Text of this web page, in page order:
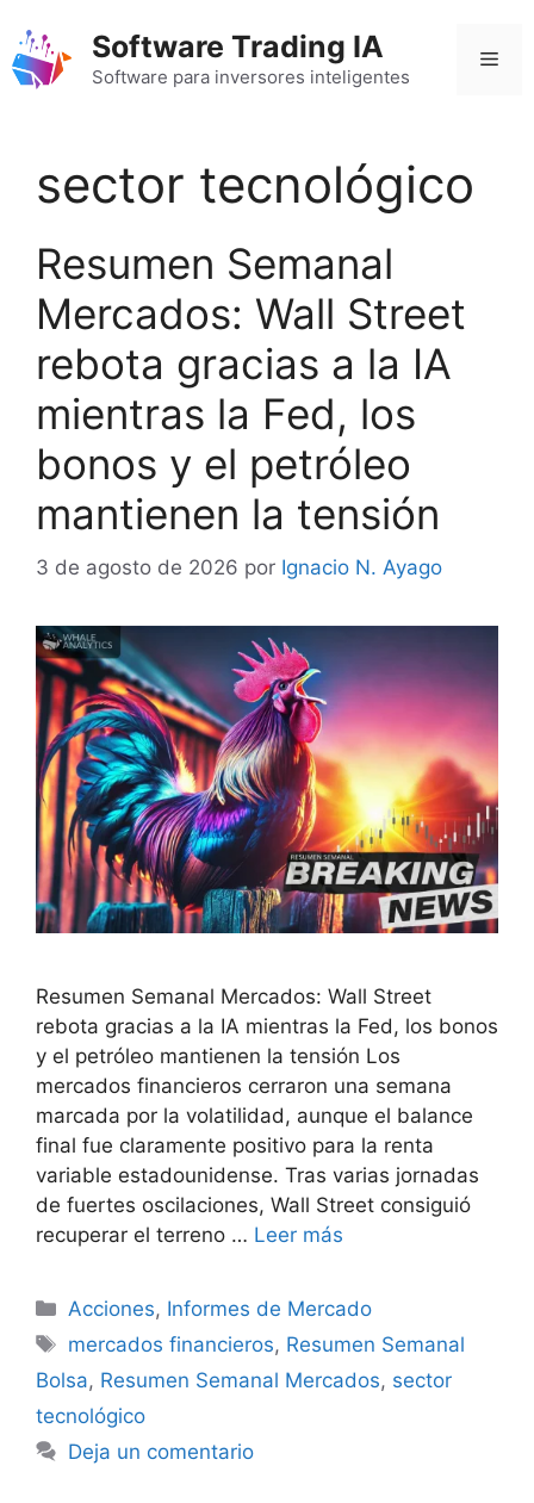
contenido
Software Trading IA
Software para inversores inteligentes
sector tecnológico
Resumen Semanal
Mercados: Wall Street
rebota gracias a la IA
mientras la Fed, los
bonos y el petróleo
mantienen la tensión
3 de agosto de 2026 por Ignacio N. Ayago
Resumen Semanal Mercados: Wall Street
rebota gracias a la IA mientras la Fed, los bonos
y el petróleo mantienen la tensión Los
mercados financieros cerraron una semana
marcada por la volatilidad, aunque el balance
final fue claramente positivo para la renta
variable estadounidense. Tras varias jornadas
de fuertes oscilaciones, Wall Street consiguió
recuperar el terreno … Leer más
Categorías
Acciones, Informes de Mercado
Etiquetas
mercados financieros, Resumen Semanal
Bolsa, Resumen Semanal Mercados, sector
tecnológico
Deja un comentario